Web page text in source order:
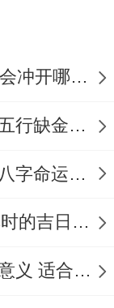
冲猪（乙
盟，订婚、
，纳畜、
六）在这
值日位天
2024辰冲开财库，2024年辰年会冲开哪些人的财库
五行缺金的人是不是没有财运 五行缺金的人命运好不好
己卯日生人八字富贵 己卯日的八字命运如何
2025年买车提车吉日分析 购车时的吉日与禁忌
2024年农历12月吉日对宝宝的意义 适合龙年宝宝出生的日子有哪些